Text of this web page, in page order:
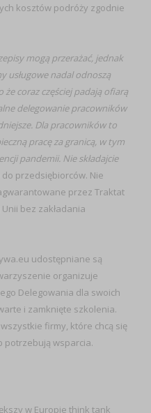
kosztów podróży zgodnie
mogą przerażać, jednak
usługowe nadal odnoszą
coraz częściej padają ofiarą
delegowanie pracowników
Dla pracowników to
pracę za granicą, w tym
pandemii. Nie składajcie
przedsiębiorców. Nie
przez Traktat
bez zakładania
udostępniane są
organizuje
Delegowania dla swoich
i zamknięte szkolenia.
firmy, które chcą się
potrzebują wsparcia.
w Europie think tank